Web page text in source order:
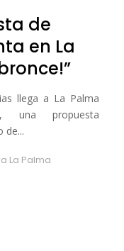
de
en La
llega a La Palma
una propuesta
de...
La Palma